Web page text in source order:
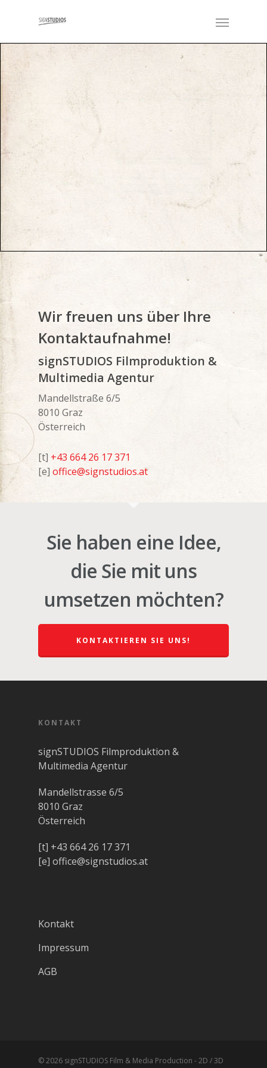
Wir freuen uns über Ihre
Kontaktaufnahme!
signSTUDIOS Filmproduktion &
Multimedia Agentur
Mandellstraße 6/5
8010 Graz
Österreich
[t] +43 664 26 17 371
[e] office@signstudios.at
Sie haben eine Idee,
die Sie mit uns
umsetzen möchten?
KONTAKTIEREN SIE UNS!
KONTAKT
signSTUDIOS Filmproduktion &
Multimedia Agentur
Mandellstrasse 6/5
8010 Graz
Österreich
[t] +43 664 26 17 371
[e] office@signstudios.at
Kontakt
Impressum
AGB
© 2026 signSTUDIOS Film & Media Production - 2D / 3D